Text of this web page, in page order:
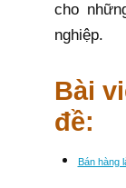
cho
nghiệp.
Bài
đề:
Bán hàng